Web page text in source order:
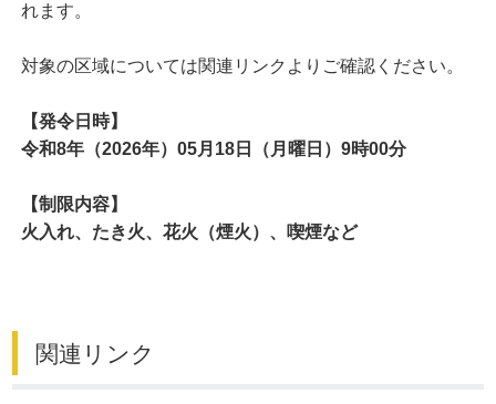
れます。
対象の区域については関連リンクよりご確認ください。
【発令日時】
令和8年（2026年）05月18日（月曜日）9時00分
【制限内容】
火入れ、たき火、花火（煙火）、喫煙など
関連リンク